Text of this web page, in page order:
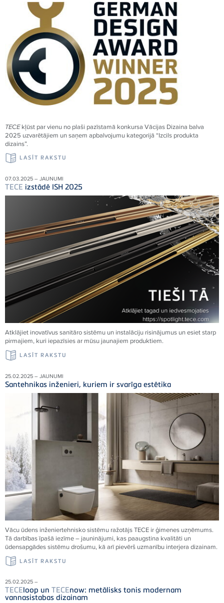
TECEkļūst par vienu no plaši pazīstamā konkursa Vācijas Dizaina balva
2025 uzvarētājiem un saņem apbalvojumu kategorijā “Izcils produkta
dizains”.
LASĪT RAKSTU
07.03.2025 – JAUNUMI
TECE izstādē ISH 2025
Atklājiet inovatīvus sanitāro sistēmu un instalāciju risinājumus un esiet starp
pirmajiem, kuri iepazīsies ar mūsu jaunajiem produktiem.
LASĪT RAKSTU
25.02.2025 – JAUNUMI
Santehnikas inženieri, kuriem ir svarīga estētika
Vācu ūdens inženiertehnisko sistēmu ražotājsTECE ir ģimenes uzņēmums.
Tā darbības īpašā iezīme – jauninājumi, kas paaugstina kvalitāti un
ūdensapgādes sistēmu drošumu, kā arī pievērš uzmanību interjera dizainam.
LASĪT RAKSTU
25.02.2025 –
TECEloop un TECEnow: metālisks tonis modernam
vannasistabas dizainam